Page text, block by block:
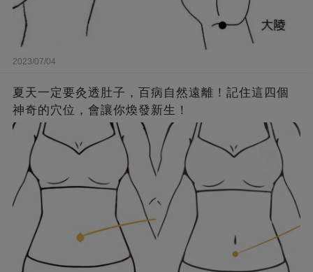
2023/07/04
夏天一定要灸透肚子，百病自然遠離！記住這四個
神奇的穴位，會讓你煥發新生！